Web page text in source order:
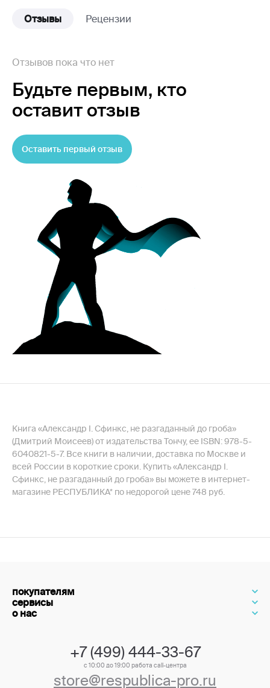
Отзывы Рецензии
Отзывов пока что нет
Будьте первым, кто
оставит отзыв
Оставить первый отзыв
Книга «Александр I. Сфинкс, не разгаданный до гроба»
(Дмитрий Моисеев) от издательства Тончу, ее ISBN: 978-5-
6040821-5-7. Все книги в наличии, доставка по Москве и
всей России в короткие сроки. Купить «Александр I.
Сфинкс, не разгаданный до гроба» вы можете в интернет-
магазине РЕСПУБЛИКА* по недорогой цене 748 руб.
покупателям
сервисы
о нас
+7 (499) 444-33-67
с 10:00 до 19:00 работа call-центра
store@respublica-pro.ru